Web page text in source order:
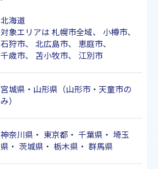
北海道
対象エリアは 札幌市全域、 小樽市、
石狩市、 北広島市、 恵庭市、
千歳市、 苫小牧市、 江別市
宮城県・山形県（山形市・天童市の
み）
神奈川県 ・ 東京都・ 千葉県 ・ 埼玉
県 ・ 茨城県 ・ 栃木県 ・ 群馬県